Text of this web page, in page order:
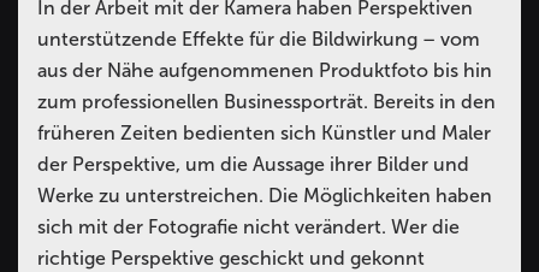
In der Arbeit mit der Kamera haben Perspektiven
unterstützende Effekte für die Bildwirkung – vom
aus der Nähe aufgenommenen Produktfoto bis hin
zum professionellen Businessporträt. Bereits in den
früheren Zeiten bedienten sich Künstler und Maler
der Perspektive, um die Aussage ihrer Bilder und
Werke zu unterstreichen. Die Möglichkeiten haben
sich mit der Fotografie nicht verändert. Wer die
richtige Perspektive geschickt und gekonnt